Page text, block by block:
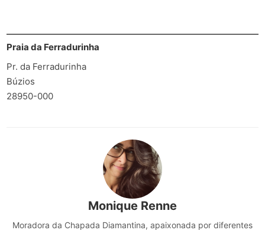
Praia da Ferradurinha
Pr. da Ferradurinha
Búzios
28950-000
Monique Renne
Moradora da Chapada Diamantina, apaixonada por diferentes